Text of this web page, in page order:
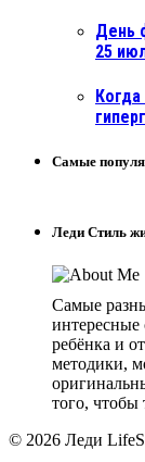
День
25
Когда
Самые
Леди Стиль
Самые
интересные
ребёнка и
методики,
того, чтобы
© 2026 Леди